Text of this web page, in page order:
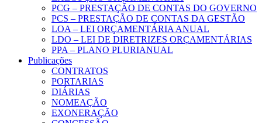
PCG – PRESTAÇÃO DE CONTAS DO GOVERNO
PCS – PRESTAÇÃO DE CONTAS DA GESTÃO
LOA – LEI ORÇAMENTÁRIA ANUAL
LDO – LEI DE DIRETRIZES ORÇAMENTÁRIAS
PPA – PLANO PLURIANUAL
Publicações
CONTRATOS
PORTARIAS
DIÁRIAS
NOMEAÇÃO
EXONERAÇÃO